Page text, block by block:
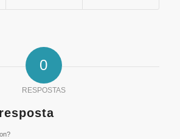
0
RESPOSTAS